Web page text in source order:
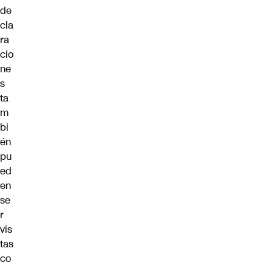
de
cla
ra
cio
ne
s
ta
m
bi
én
pu
ed
en
se
r
vis
tas
co